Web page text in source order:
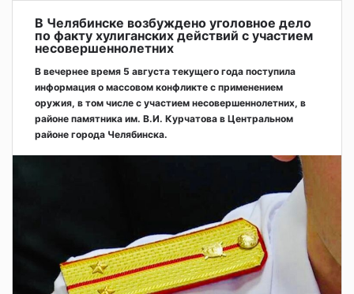
В Челябинске возбуждено уголовное дело
по факту хулиганских действий с участием
несовершеннолетних
В вечернее время 5 августа текущего года поступила
информация о массовом конфликте с применением
оружия, в том числе с участием несовершеннолетних, в
районе памятника им. В.И. Курчатова в Центральном
районе города Челябинска.